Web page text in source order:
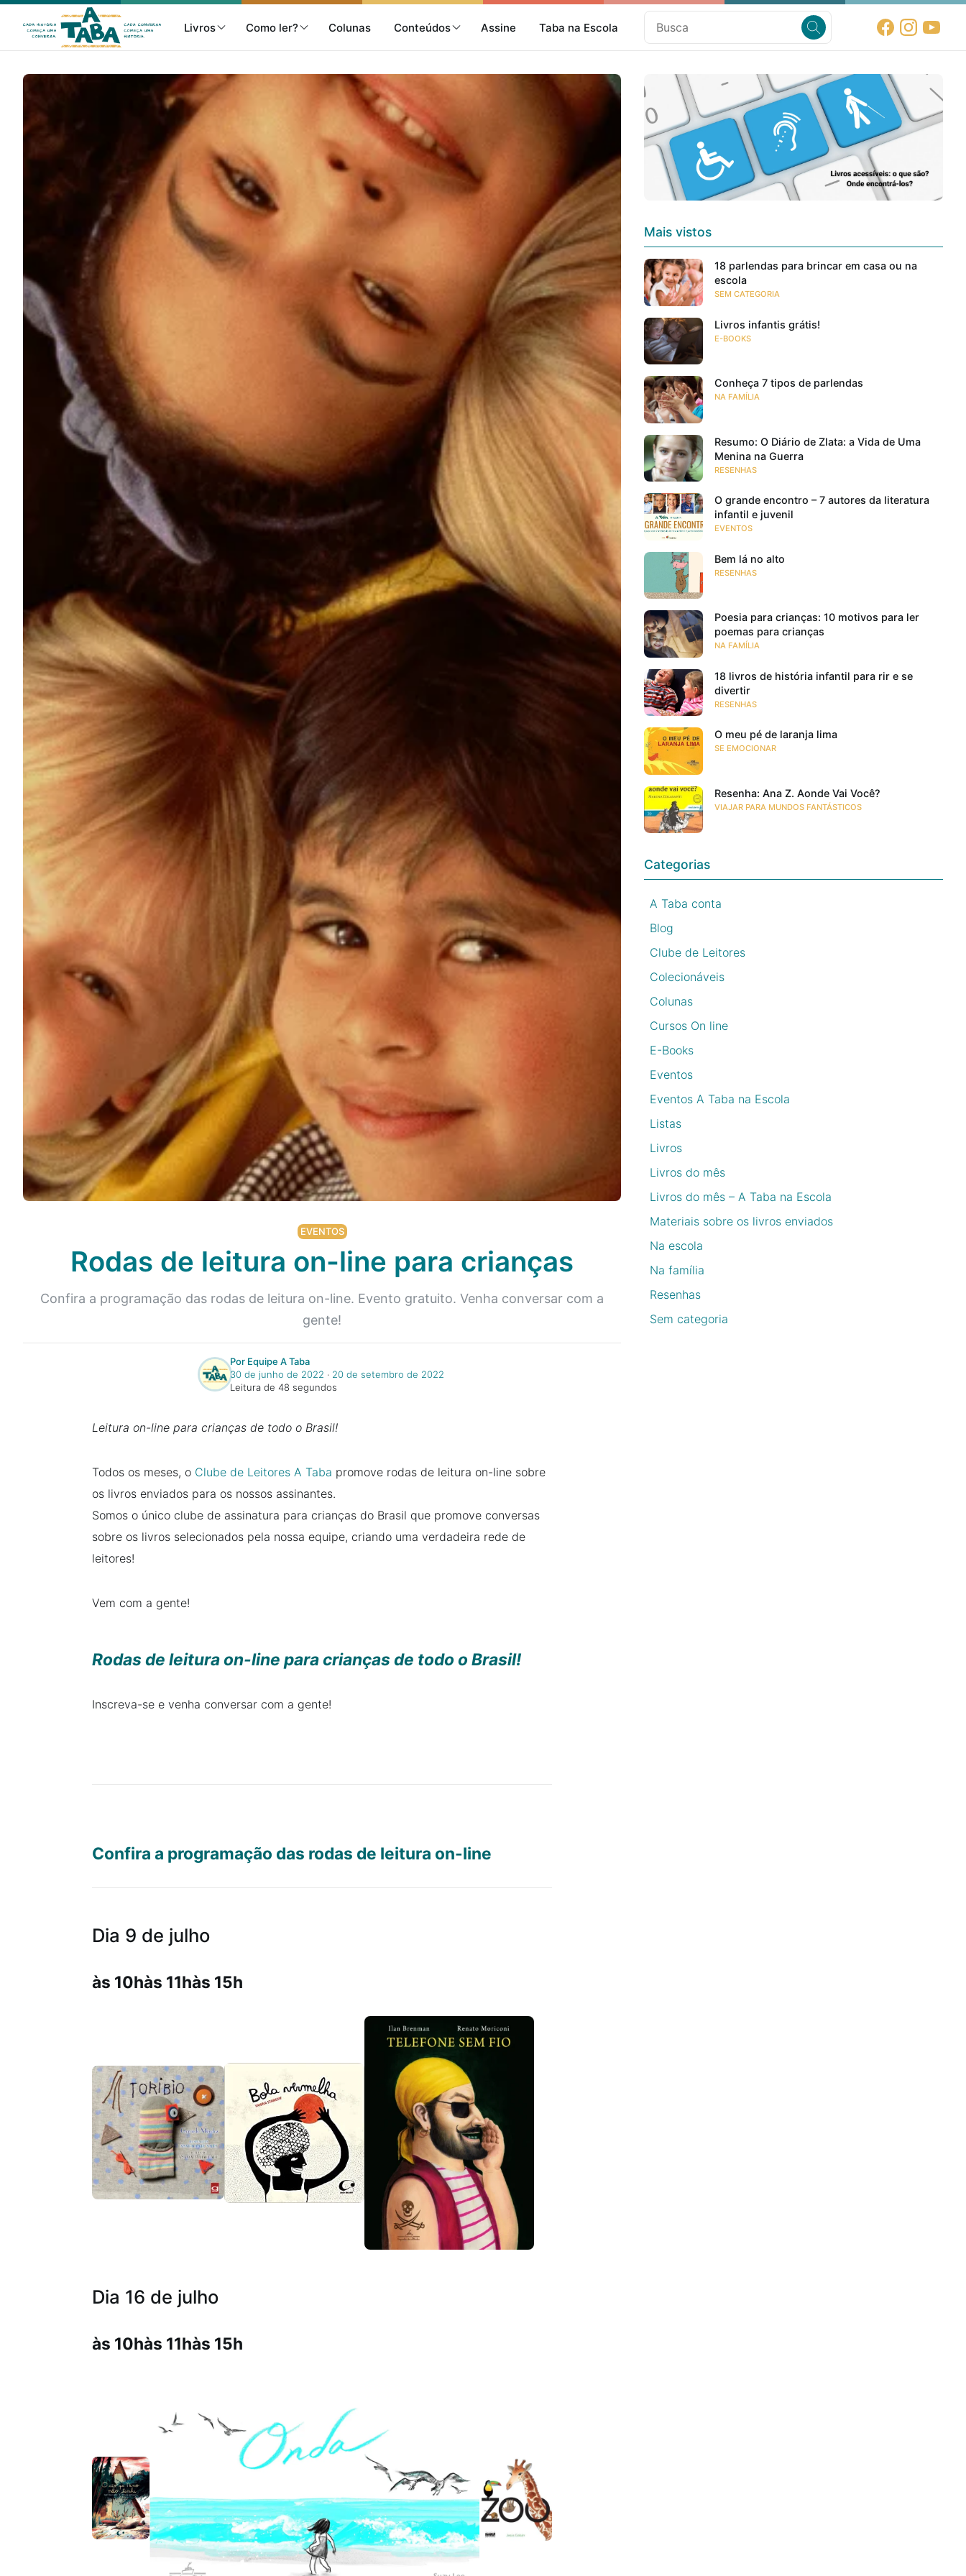
Livros Como ler? Colunas Conteúdos Assine Taba na Escola
Livros
Clube de Leitores
Como ler?
Na escola
Na família
E-Books
Eventos
Podcast
Assine
Taba na Escola
EVENTOS
Rodas de leitura on-line para crianças
Confira a programação das rodas de leitura on-line. Evento gratuito. Venha conversar com a
gente!
Por Equipe A Taba
30 de junho de 2022 ‧ 20 de setembro de 2022
Leitura de 48 segundos
Leitura on-line para crianças de todo o Brasil!
Todos os meses, o Clube de Leitores A Taba promove rodas de leitura on-line sobre
os livros enviados para os nossos assinantes.
Somos o único clube de assinatura para crianças do Brasil que promove conversas
sobre os livros selecionados pela nossa equipe, criando uma verdadeira rede de
leitores!
Vem com a gente!
Rodas de leitura on-line para crianças de todo o Brasil!
Inscreva-se e venha conversar com a gente!
Confira a programação das rodas de leitura on-line
Dia 9 de julho
às 10hàs 11hàs 15h
Dia 16 de julho
às 10hàs 11hàs 15h
Mais vistos
18 parlendas para brincar em casa ou na
escola
SEM CATEGORIA
Livros infantis grátis!
E-BOOKS
Conheça 7 tipos de parlendas
NA FAMÍLIA
Resumo: O Diário de Zlata: a Vida de Uma
Menina na Guerra
RESENHAS
O grande encontro – 7 autores da literatura
infantil e juvenil
EVENTOS
Bem lá no alto
RESENHAS
Poesia para crianças: 10 motivos para ler
poemas para crianças
NA FAMÍLIA
18 livros de história infantil para rir e se
divertir
RESENHAS
O meu pé de laranja lima
SE EMOCIONAR
Resenha: Ana Z. Aonde Vai Você?
VIAJAR PARA MUNDOS FANTÁSTICOS
Categorias
A Taba conta
Blog
Clube de Leitores
Colecionáveis
Colunas
Cursos On line
E-Books
Eventos
Eventos A Taba na Escola
Listas
Livros
Livros do mês
Livros do mês – A Taba na Escola
Materiais sobre os livros enviados
Na escola
Na família
Resenhas
Sem categoria